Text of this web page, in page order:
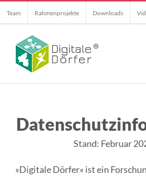
to
content
Team Rahmenprojekte Downloads
Stand: Februar
»Digitale Dörfer« ist ein